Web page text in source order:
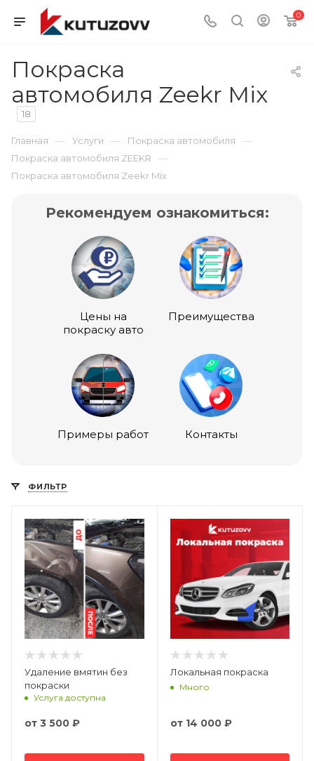
0
Покраска
автомобиля Zeekr Mix
18
Главная — Услуги — Покраска автомобиля —
Покраска автомобиля ZEEKR —
Покраска автомобиля Zeekr Mix
Рекомендуем ознакомиться:
Цены на
покраску авто
Преимущества
Примеры работ Контакты
ФИЛЬТР
Удаление вмятин без
покраски
Услуга доступна
от 3 500 ₽
Локальная покраска
Много
от 14 000 ₽